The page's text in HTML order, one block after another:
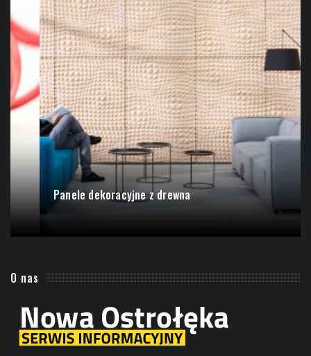
Narzędzia King Tony - popularne narzędzia...
O nas